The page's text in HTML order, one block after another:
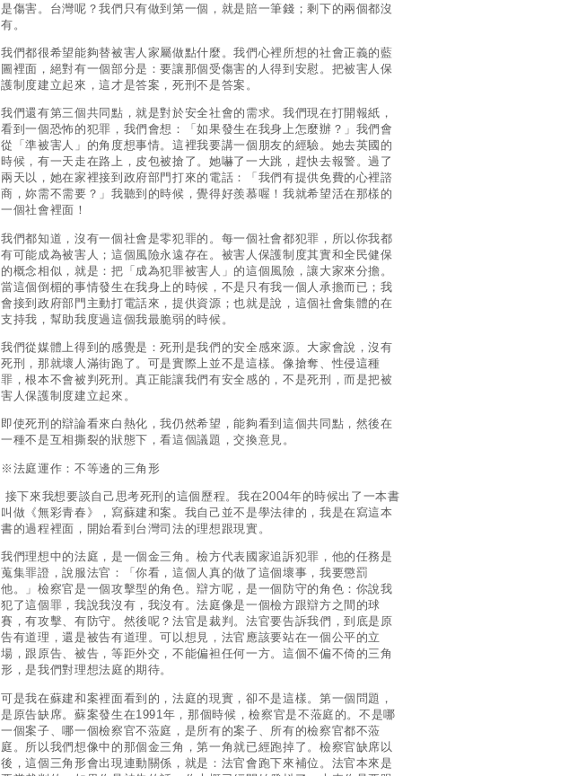
是傷害。台灣呢？我們只有做到第一個，就是賠一筆錢；剩下的兩個都沒
有。
我們都很希望能夠替被害人家屬做點什麼。我們心裡所想的社會正義的藍
圖裡面，絕對有一個部分是：要讓那個受傷害的人得到安慰。把被害人保
護制度建立起來，這才是答案，死刑不是答案。
我們還有第三個共同點，就是對於安全社會的需求。我們現在打開報紙，
看到一個恐怖的犯罪，我們會想：「如果發生在我身上怎麼辦？」我們會
從「準被害人」的角度想事情。這裡我要講一個朋友的經驗。她去英國的
時候，有一天走在路上，皮包被搶了。她嚇了一大跳，趕快去報警。過了
兩天以，她在家裡接到政府部門打來的電話：「我們有提供免費的心裡諮
商，妳需不需要？」我聽到的時候，覺得好羨慕喔！我就希望活在那樣的
一個社會裡面！
我們都知道，沒有一個社會是零犯罪的。每一個社會都犯罪，所以你我都
有可能成為被害人；這個風險永遠存在。被害人保護制度其實和全民健保
的概念相似，就是：把「成為犯罪被害人」的這個風險，讓大家來分擔。
當這個倒楣的事情發生在我身上的時候，不是只有我一個人承擔而已；我
會接到政府部門主動打電話來，提供資源；也就是說，這個社會集體的在
支持我，幫助我度過這個我最脆弱的時候。
我們從媒體上得到的感覺是：死刑是我們的安全感來源。大家會說，沒有
死刑，那就壞人滿街跑了。可是實際上並不是這樣。像搶奪、性侵這種
罪，根本不會被判死刑。真正能讓我們有安全感的，不是死刑，而是把被
害人保護制度建立起來。
即使死刑的辯論看來白熱化，我仍然希望，能夠看到這個共同點，然後在
一種不是互相撕裂的狀態下，看這個議題，交換意見。
※法庭運作：不等邊的三角形
接下來我想要談自己思考死刑的這個歷程。我在2004年的時候出了一本書
叫做《無彩青春》，寫蘇建和案。我自己並不是學法律的，我是在寫這本
書的過程裡面，開始看到台灣司法的理想跟現實。
我們理想中的法庭，是一個金三角。檢方代表國家追訴犯罪，他的任務是
蒐集罪證，說服法官：「你看，這個人真的做了這個壞事，我要懲罰
他。」檢察官是一個攻擊型的角色。辯方呢，是一個防守的角色：你說我
犯了這個罪，我說我沒有，我沒有。法庭像是一個檢方跟辯方之間的球
賽，有攻擊、有防守。然後呢？法官是裁判。法官要告訴我們，到底是原
告有道理，還是被告有道理。可以想見，法官應該要站在一個公平的立
場，跟原告、被告，等距外交，不能偏袒任何一方。這個不偏不倚的三角
形，是我們對理想法庭的期待。
可是我在蘇建和案裡面看到的，法庭的現實，卻不是這樣。第一個問題，
是原告缺席。蘇案發生在1991年，那個時候，檢察官是不蒞庭的。不是哪
一個案子、哪一個檢察官不蒞庭，是所有的案子、所有的檢察官都不蒞
庭。所以我們想像中的那個金三角，第一角就已經跑掉了。檢察官缺席以
後，這個三角形會出現連動關係，就是：法官會跑下來補位。法官本來是